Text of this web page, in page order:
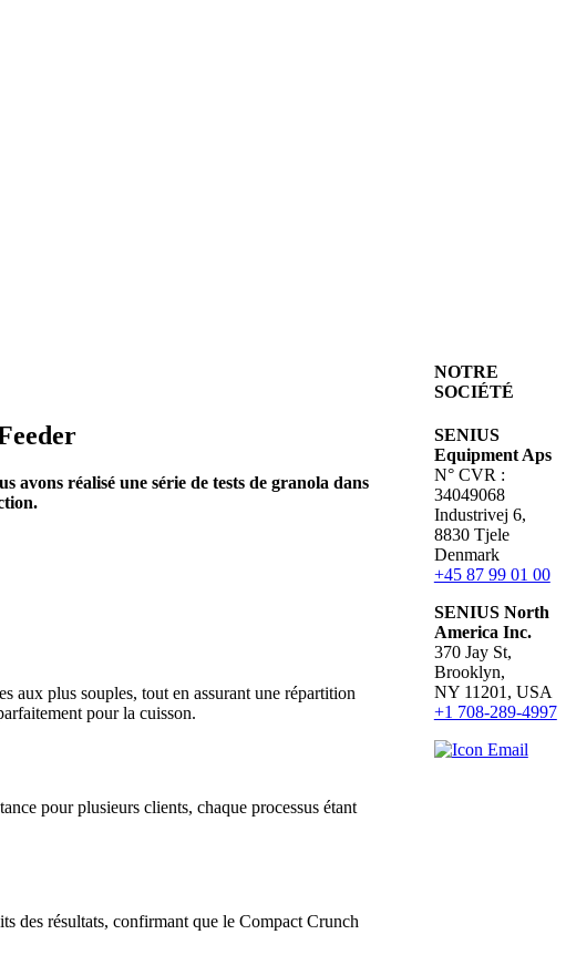
avons réalisé une série de tests de granola dans
aux plus souples, tout en assurant une répartition
pour la cuisson.
pour plusieurs clients, chaque processus étant
des résultats, confirmant que le Compact Crunch
NOTRE
SOCIÉTÉ
SENIUS
Equipment Aps
N° CVR :
34049068
Industrivej 6,
8830 Tjele
Denmark
+45 87 99 01 00
SENIUS North
America Inc.
370 Jay St,
Brooklyn,
NY 11201, USA
+1 708-289-4997